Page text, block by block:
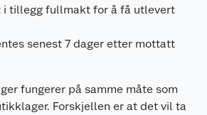
i tillegg fullmakt for å få utlevert
senest 7 dager etter mottatt
fungerer på samme måte som
Forskjellen er at det vil ta